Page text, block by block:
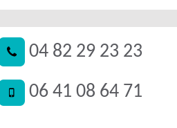
04 82 29 23 23
06 41 08 64 71